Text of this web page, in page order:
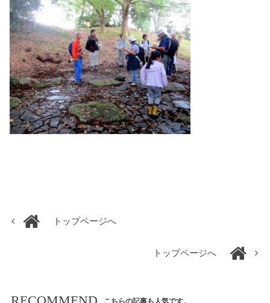
トップページへ
トップページへ
こちらの記事も人気です。